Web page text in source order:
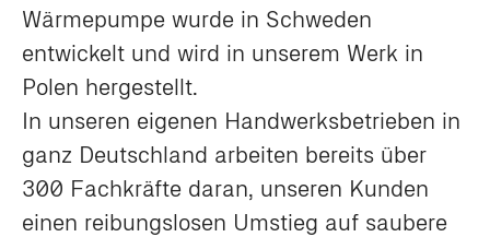
Wärmepumpe wurde in Schweden
entwickelt und wird in unserem Werk in
Polen hergestellt.
In unseren eigenen Handwerksbetrieben in
ganz Deutschland arbeiten bereits über
300 Fachkräfte daran, unseren Kunden
einen reibungslosen Umstieg auf saubere